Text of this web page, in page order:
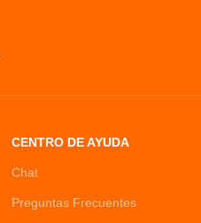
CENTRO DE AYUDA
Chat
Preguntas Frecuentes